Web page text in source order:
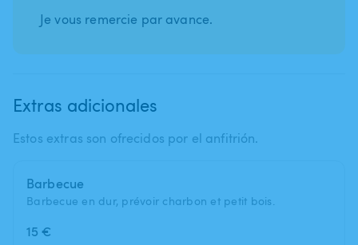
Je vous remercie par avance.
Extras adicionales
Estos extras son ofrecidos por el anfitrión.
Barbecue
Barbecue en dur, prévoir charbon et petit bois.
15 €